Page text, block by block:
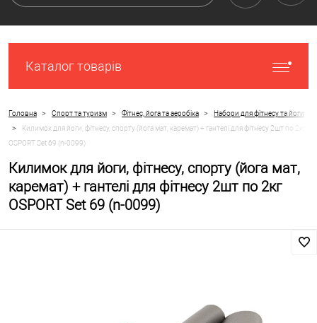
Каталог товарів
Головна > Спорт та туризм > Фітнес, йога та аеробіка > Набори для фітнесу та йоги
>
Килимок для йоги, фітнесу, спорту (йога мат, каремат) + гантелі для фітнесу 2шт по 2кг
OSPORT Set 69 (n-0099)
Килимок для йоги, фітнесу, спорту (йога мат,
каремат) + гантелі для фітнесу 2шт по 2кг
OSPORT Set 69 (n-0099)